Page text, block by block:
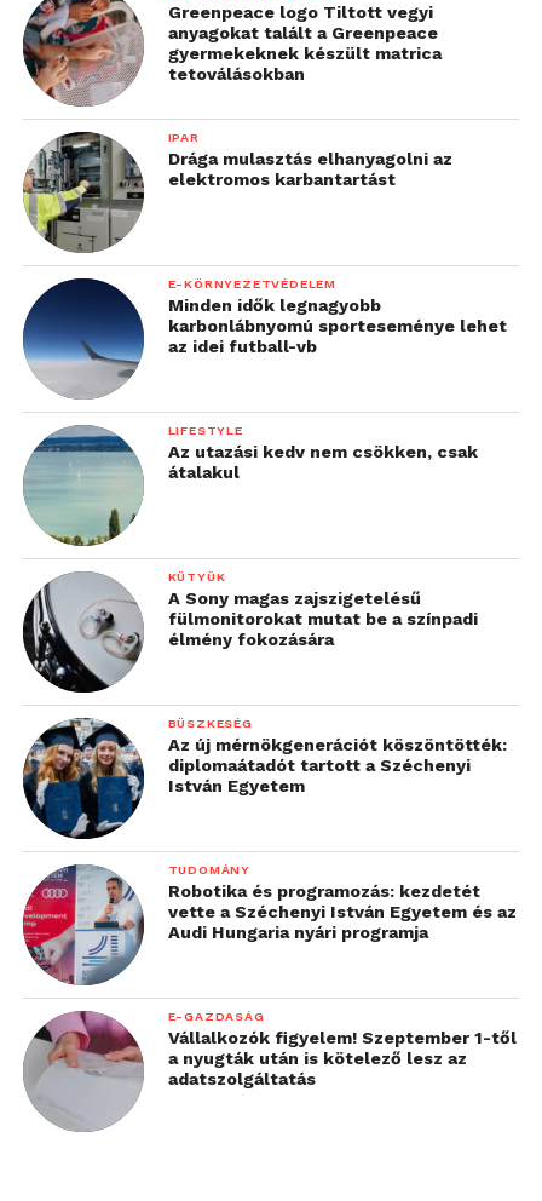
Greenpeace logo Tiltott vegyi
anyagokat talált a Greenpeace
gyermekeknek készült matrica
tetoválásokban
IPAR
Drága mulasztás elhanyagolni az
elektromos karbantartást
E-KÖRNYEZETVÉDELEM
Minden idők legnagyobb
karbonlábnyomú sporteseménye lehet
az idei futball-vb
LIFESTYLE
Az utazási kedv nem csökken, csak
átalakul
KÜTYÜK
A Sony magas zajszigetelésű
fülmonitorokat mutat be a színpadi
élmény fokozására
BÜSZKESÉG
Az új mérnökgenerációt köszöntötték:
diplomaátadót tartott a Széchenyi
István Egyetem
TUDOMÁNY
Robotika és programozás: kezdetét
vette a Széchenyi István Egyetem és az
Audi Hungaria nyári programja
E-GAZDASÁG
Vállalkozók figyelem! Szeptember 1-től
a nyugták után is kötelező lesz az
adatszolgáltatás